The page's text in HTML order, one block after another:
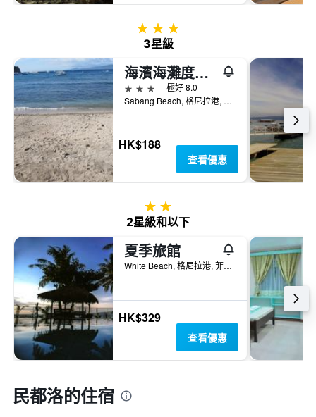
3星級
3星級
海濱海灘度假酒店
3星級
極好 8.0
Sabang Beach, 格尼拉港, 菲律賓
HK$188
查看優惠
2星級
2星級和以下
夏季旅館
White Beach, 格尼拉港, 菲律賓
HK$329
查看優惠
民都洛的住宿